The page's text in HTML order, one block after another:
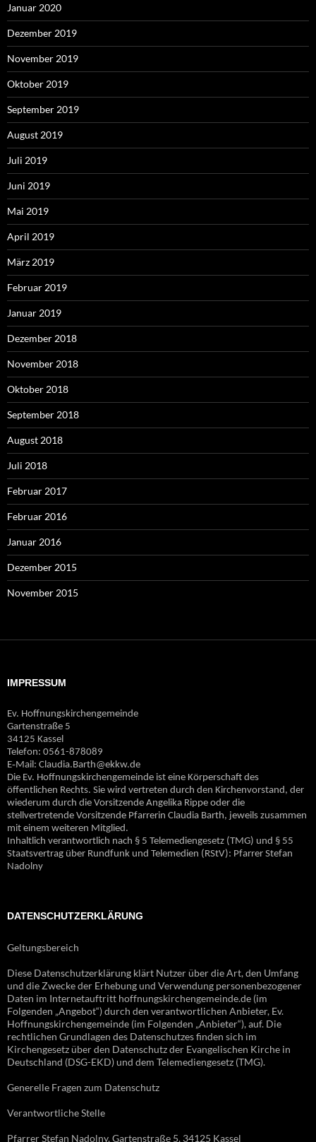
Januar 2020
Dezember 2019
November 2019
Oktober 2019
September 2019
August 2019
Juli 2019
Juni 2019
Mai 2019
April 2019
März 2019
Februar 2019
Januar 2019
Dezember 2018
November 2018
Oktober 2018
September 2018
August 2018
Juli 2018
Februar 2017
Februar 2016
Januar 2016
Dezember 2015
November 2015
IMPRESSUM
Ev. Hoffnungskirchengemeinde
Gartenstraße 5
34125 Kassel
Telefon: 0561-878089
E‐Mail: Claudia.Barth@ekkw.de
Die Ev. Hoffnungskirchengemeinde ist eine Körperschaft des
öffentlichen Rechts. Sie wird vertreten durch den Kirchenvorstand, der
wiederum durch die Vorsitzende Angelika Rippe oder die
stellvertretende Vorsitzende Pfarrerin Claudia Barth, jeweils zusammen
mit einem weiteren Mitglied.
Inhaltlich verantwortlich nach § 5 Telemediengesetz (TMG) und § 55
Staatsvertrag über Rundfunk und Telemedien (RStV): Pfarrer Stefan
Nadolny
DATENSCHUTZERKLÄRUNG
Geltungsbereich
Diese Datenschutzerklärung klärt Nutzer über die Art, den Umfang
und die Zwecke der Erhebung und Verwendung personenbezogener
Daten im Internetauftritt hoffnungskirchengemeinde.de (im
Folgenden „Angebot“) durch den verantwortlichen Anbieter, Ev.
Hoffnungskirchengemeinde (im Folgenden „Anbieter“), auf. Die
rechtlichen Grundlagen des Datenschutzes finden sich im
Kirchengesetz über den Datenschutz der Evangelischen Kirche in
Deutschland (DSG-EKD) und dem Telemediengesetz (TMG).
Generelle Fragen zum Datenschutz
Verantwortliche Stelle
Pfarrer Stefan Nadolny, Gartenstraße 5, 34125 Kassel